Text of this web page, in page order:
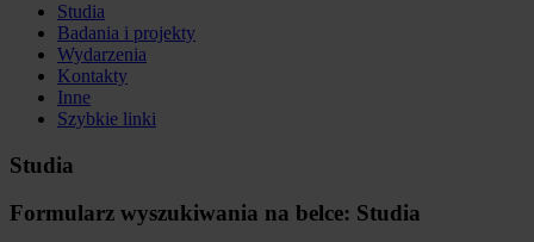
Studia
Badania i projekty
Wydarzenia
Kontakty
Inne
Szybkie linki
Studia
Formularz wyszukiwania na belce: Studia